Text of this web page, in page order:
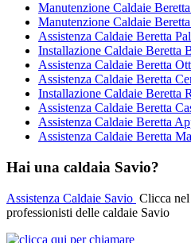
Manutenzione Caldaie
Manutenzione Caldaie
Assistenza Caldaie Beretta
Installazione Caldaie Beretta
Assistenza Caldaie Beretta
Assistenza Caldaie Beretta
Installazione Caldaie Beretta
Assistenza Caldaie Beretta
Assistenza Caldaie Beretta
Assistenza Caldaie Beretta
Hai una caldaia Savio?
Assistenza Caldaie Savio Clicca
professionisti delle caldaie Savio